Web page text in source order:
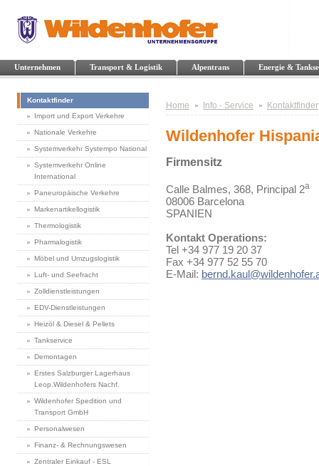
Unternehmen Transport & Logistik Alpentrans Energie &
Kontaktfinder
Import und Export Verkehre
Nationale Verkehre
Systemverkehr Systempo National
Systemverkehr Online
International
Paneuropäische Verkehre
Markenartikellogistik
Thermologistik
Pharmalogistik
Möbel und Umzugslogistik
Luft- und Seefracht
Zolldienstleistungen
EDV-Dienstleistungen
Heizöl & Diesel & Pellets
Tankservice
Demontagen
Erstes Salzburger Lagerhaus
Leop.Wildenhofers Nachf.
Wildenhofer Spedition und
Transport GmbH
Personalwesen
Finanz- & Rechnungswesen
Zentraler Einkauf - ESL
Home Info - Service Kontaktfinder
Wildenhofer
Firmensitz
Calle Balmes, 368, Principal 2a
08006 Barcelona
SPANIEN
Kontakt Operations:
Tel +34 977 19 20 37
Fax +34 977 52 55 70
E-Mail: